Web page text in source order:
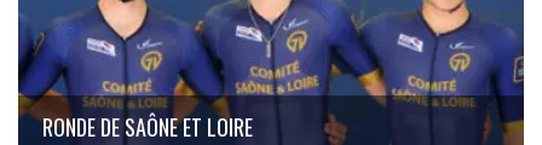
RONDE DE SAÔNE ET LOIRE